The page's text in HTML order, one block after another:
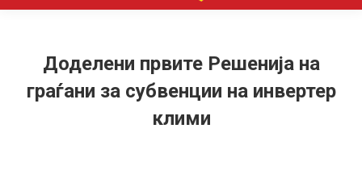
Доделени првите Решенија на
граѓани за субвенции на инвертер
клими